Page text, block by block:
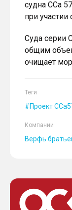
судна CCa
при
Суда серии
общим
очищает
Теги
Проект
Компании
Верфь